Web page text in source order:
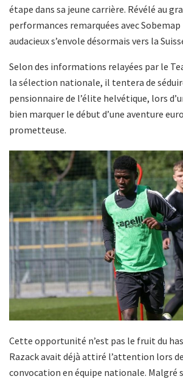
étape dans sa jeune carrière. Révélé au
performances remarquées avec Sobemap
audacieux s’envole désormais vers la
Selon des informations relayées par le
la sélection nationale, il tentera de
pensionnaire de l’élite helvétique, lors
bien marquer le début d’une aventure
prometteuse.
Cette opportunité n’est pas le fruit du
Razack avait déjà attiré l’attention lors
convocation en équipe nationale. Malgré